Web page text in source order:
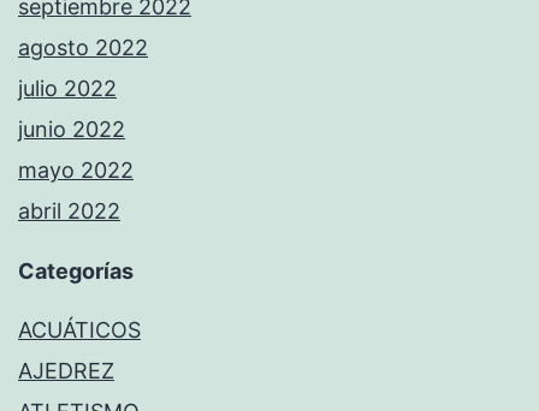
septiembre 2022
agosto 2022
julio 2022
junio 2022
mayo 2022
abril 2022
Categorías
ACUÁTICOS
AJEDREZ